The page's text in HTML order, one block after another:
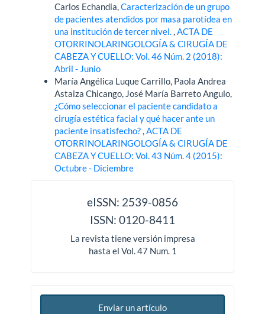
Carlos Echandia,Caracterización de un grupo
de pacientes atendidos por masa parotídea en
una institución de tercer nivel.,ACTA DE
OTORRINOLARINGOLOGÍA & CIRUGÍA DE
CABEZA Y CUELLO: Vol. 46 Núm. 2 (2018):
Abril - Junio
María Angélica Luque Carrillo, Paola Andrea
Astaiza Chicango, José María Barreto Angulo,
¿Cómo seleccionar el paciente candidato a
cirugía estética facial y qué hacer ante un
paciente insatisfecho?,ACTA DE
OTORRINOLARINGOLOGÍA & CIRUGÍA DE
CABEZA Y CUELLO: Vol. 43 Núm. 4 (2015):
Octubre - Diciembre
eISSN: 2539-0856
ISSN: 0120-8411
La revista tiene versión impresa
hasta el Vol. 47 Num. 1
Enviar un artículo